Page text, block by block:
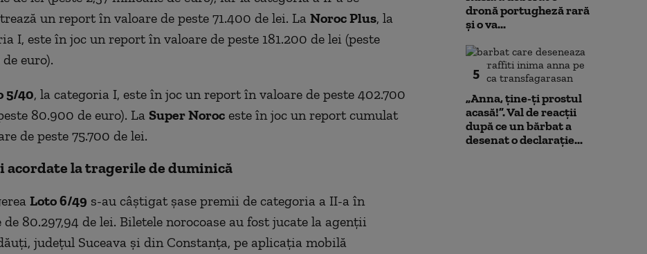
un report în valoare de peste 71.400 de lei. La Noroc Plus, la
I, este în joc un report în valoare de peste 181.200 de lei (peste
euro).
5/40, la categoria I, este în joc un report în valoare de peste 402.700
80.900 de euro). La Super Noroceste în joc un report cumulat
de peste 75.700 de lei.
acordate la tragerile de duminică
Loto 6/49 s-au câștigat șase premii de categoria a II-a în
de 80.297,94 de lei. Biletele norocoase au fost jucate la agenții
județul Suceava și din Constanța, pe aplicația mobilă
dronă portugheză rară
și o va...
5
„Anna, ţine-ţi prostul
acasă!”. Val de reacții
după ce un bărbat a
desenat o declarație...